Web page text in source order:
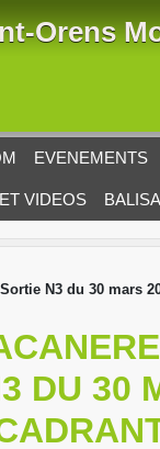
Orens
EVENEMENTS
VIDEOS
N3 du 30 mars
DU 30
cookies